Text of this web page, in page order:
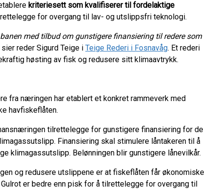
kriteriesett som kvalifiserer til fordelaktige
for overgang til lav- og utslippsfri teknologi.
med tilbud om gunstigere finansiering til redere som
sier reder Sigurd Teige i Teige Rederi i Fosnavåg. Et rederi
høsting av fisk og redusere sitt klimaavtrykk.
fra næringen har etablert et konkret rammeverk med
havfiskeflåten.
tilrettelegge for gunstigere finansiering for de
Finansiering skal stimulere låntakeren til å
klimagassutslipp. Belønningen blir gunstigere lånevilkår.
og redusere utslippene er at fiskeflåten får økonomiske
er bedre enn pisk for å tilrettelegge for overgang til